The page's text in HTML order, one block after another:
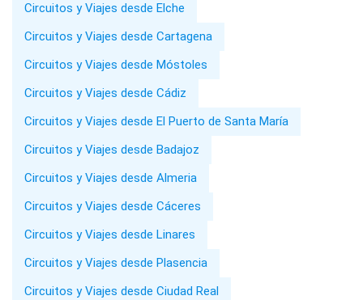
Circuitos y Viajes desde Elche
Circuitos y Viajes desde Cartagena
Circuitos y Viajes desde Móstoles
Circuitos y Viajes desde Cádiz
Circuitos y Viajes desde El Puerto de Santa María
Circuitos y Viajes desde Badajoz
Circuitos y Viajes desde Almeria
Circuitos y Viajes desde Cáceres
Circuitos y Viajes desde Linares
Circuitos y Viajes desde Plasencia
Circuitos y Viajes desde Ciudad Real